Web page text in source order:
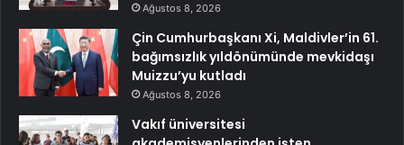
Ağustos 8, 2026
Çin Cumhurbaşkanı Xi, Maldivler’in 61.
bağımsızlık yıldönümünde mevkidaşı
Muizzu’yu kutladı
Ağustos 8, 2026
Vakıf üniversitesi